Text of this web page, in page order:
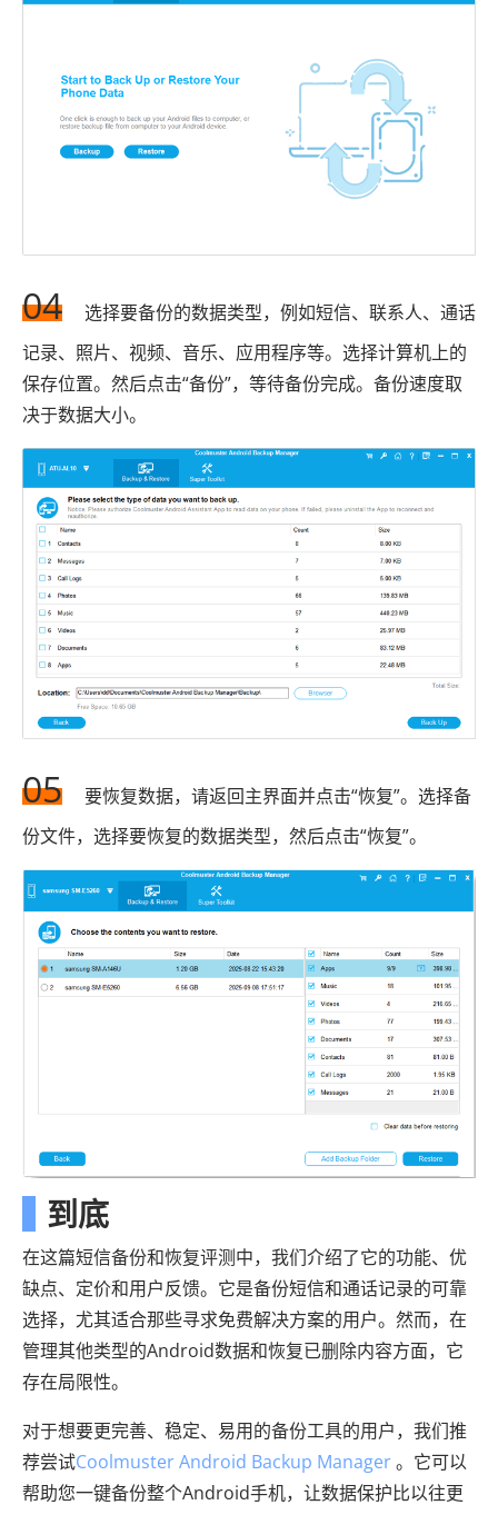
04
选择要备份的数据类型，例如短信、联系人、通话
记录、照片、视频、音乐、应用程序等。选择计算机上的
保存位置。然后点击“备份”，等待备份完成。备份速度取
决于数据大小。
05
要恢复数据，请返回主界面并点击“恢复”。选择备
份文件，选择要恢复的数据类型，然后点击“恢复”。
到底
在这篇短信备份和恢复评测中，我们介绍了它的功能、优
缺点、定价和用户反馈。它是备份短信和通话记录的可靠
选择，尤其适合那些寻求免费解决方案的用户。然而，在
管理其他类型的Android数据和恢复已删除内容方面，它
存在局限性。
对于想要更完善、稳定、易用的备份工具的用户，我们推
荐尝试Coolmuster Android Backup Manager。它可以
帮助您一键备份整个Android手机，让数据保护比以往更